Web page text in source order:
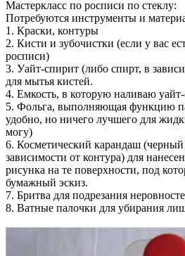
Мастеркласс по росписи по стеклу:
Потребуются инструменты и
1. Краски, контуры
2. Кисти и зубочистки (если у вас
росписи)
3. Уайт-спирит (либо спирт, в
для мытья кистей.
4. Емкость, в которую наливаю
5. Фольга, выполняющая функцию
удобно, но ничего лучшего для
могу)
6. Косметический карандаш
зависимости от контура) для
рисунка на те поверхности, под
бумажный эскиз.
7. Бритва для подрезания
8. Ватные палочки для убирания